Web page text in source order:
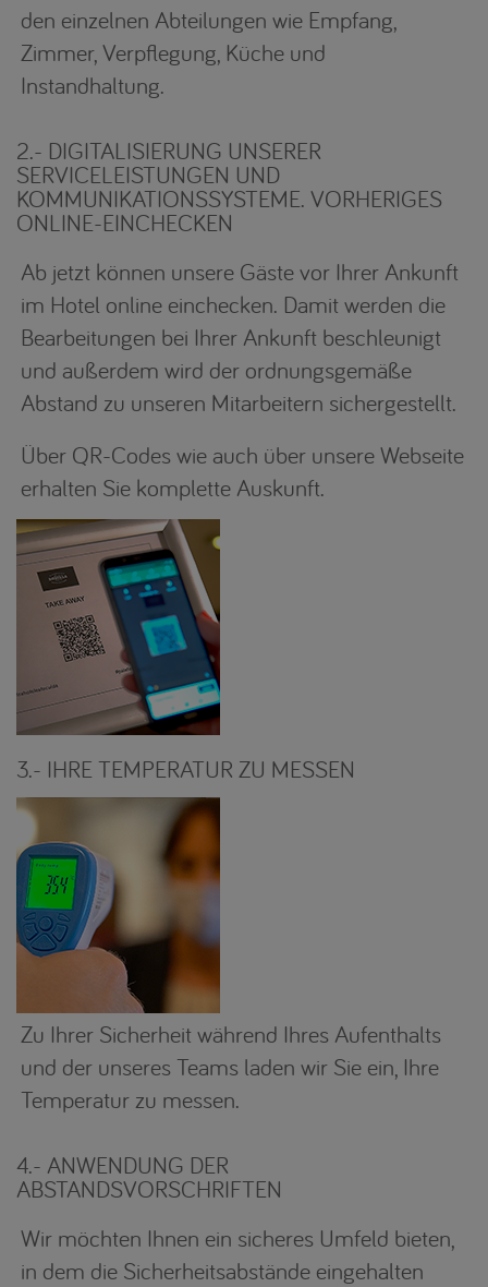
den einzelnen Abteilungen wie Empfang,
Zimmer, Verpflegung, Küche und
Instandhaltung.
2.- DIGITALISIERUNG UNSERER
SERVICELEISTUNGEN UND
KOMMUNIKATIONSSYSTEME. VORHERIGES
ONLINE-EINCHECKEN
Ab jetzt können unsere Gäste vor Ihrer Ankunft
im Hotel online einchecken. Damit werden die
Bearbeitungen bei Ihrer Ankunft beschleunigt
und außerdem wird der ordnungsgemäße
Abstand zu unseren Mitarbeitern sichergestellt.
Über QR-Codes wie auch über unsere Webseite
erhalten Sie komplette Auskunft.
3.- IHRE TEMPERATUR ZU MESSEN
Zu Ihrer Sicherheit während Ihres Aufenthalts
und der unseres Teams laden wir Sie ein, Ihre
Temperatur zu messen.
4.- ANWENDUNG DER
ABSTANDSVORSCHRIFTEN
Wir möchten Ihnen ein sicheres Umfeld bieten,
in dem die Sicherheitsabstände eingehalten